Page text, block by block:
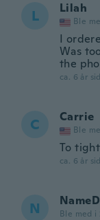
L Lilah
Ble
I
Was
the
ca. 6 år
C Carrie
Ble
To tight
ca. 6 år
N Ble med i